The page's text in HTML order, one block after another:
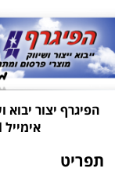
הפיגרף יצור יבוא
אימייל
תפריט